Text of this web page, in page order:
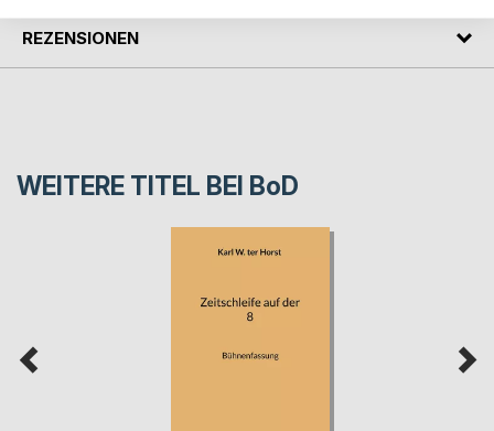
REZENSIONEN
WEITERE TITEL BEI BoD